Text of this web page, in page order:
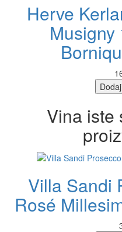
Herve
Musigny
Vina iste
Villa Sandi
Rosé